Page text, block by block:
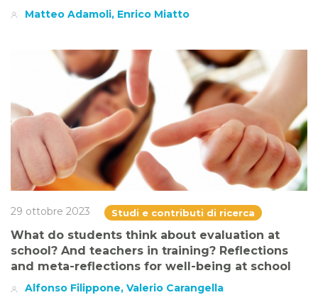
Matteo Adamoli, Enrico Miatto
29 ottobre 2023 Studi e contributi di ricerca
What do students think about evaluation at
school? And teachers in training? Reflections
and meta-reflections for well-being at school
Alfonso Filippone, Valerio Carangella